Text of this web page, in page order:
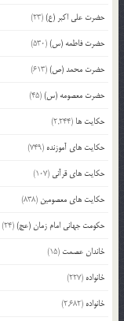
حضرت علی اکبر (ع)(23)
حضرت فاطمه (س)(530)
حضرت محمد (ص)(613)
حضرت معصومه (س)(45)
حکایت ها (2,244)
حکایت های آموزنده (749)
حکایت های قرآنی (107)
حکایت های معصومین (838)
حکومت جهانی امام زمان (عج)(24)
خاندان عصمت (15)
خانواده (227)
خانواده (2,682)